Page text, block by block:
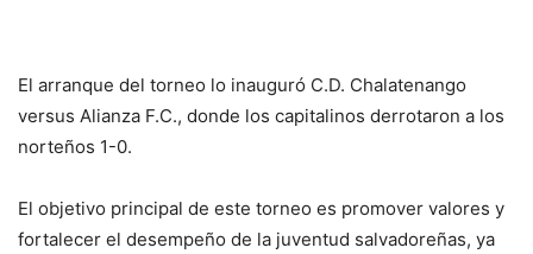
El arranque del torneo lo inauguró C.D. Chalatenango
versus Alianza F.C., donde los capitalinos derrotaron a los
norteños 1-0.
El objetivo principal de este torneo es promover valores y
fortalecer el desempeño de la juventud salvadoreñas, ya